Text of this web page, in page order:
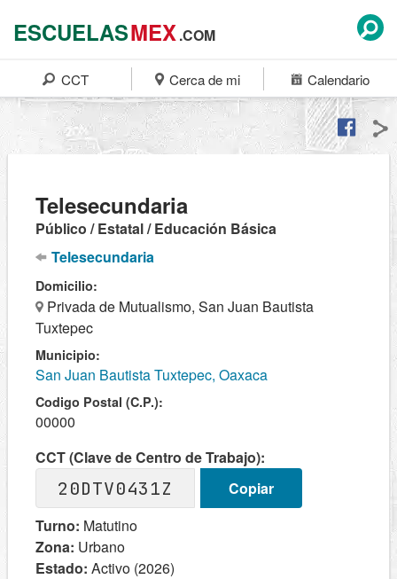
ESCUELASMEX.COM
CCT Cerca de mi Calendario
Telesecundaria
Público / Estatal / Educación Básica
Telesecundaria
Domicilio:
Privada de Mutualismo, San Juan Bautista
Tuxtepec
Municipio:
San Juan Bautista Tuxtepec, Oaxaca
Codigo Postal (C.P.):
00000
CCT (Clave de Centro de Trabajo):
20DTV0431Z
Copiar
Turno: Matutino
Zona: Urbano
Estado: Activo (2026)